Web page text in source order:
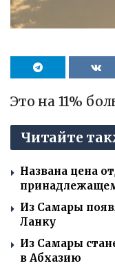
Это на 11%
Читайте
Названа цена
Из Самары
Ланку
Из Самары
в Абхазию